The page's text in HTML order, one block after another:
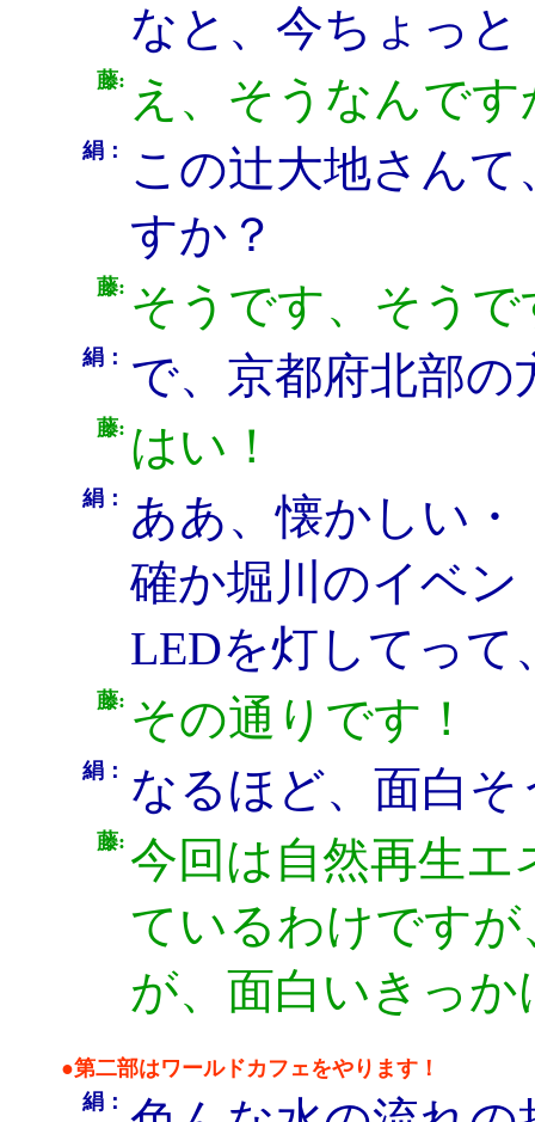
なと、今ちょっ
藤: え、そうなんです
絹：
この辻大地さん
すか？
藤: そうです、そう
絹： で、京都府北部
藤: はい！
絹：
ああ、懐かしい・
確か堀川のイベ
LEDを灯してっ
藤: その通りです！
絹： なるほど、面白
藤: 今回は自然再生
ているわけです
が、面白いきっ
●第二部はワールドカフェをやります！
絹：